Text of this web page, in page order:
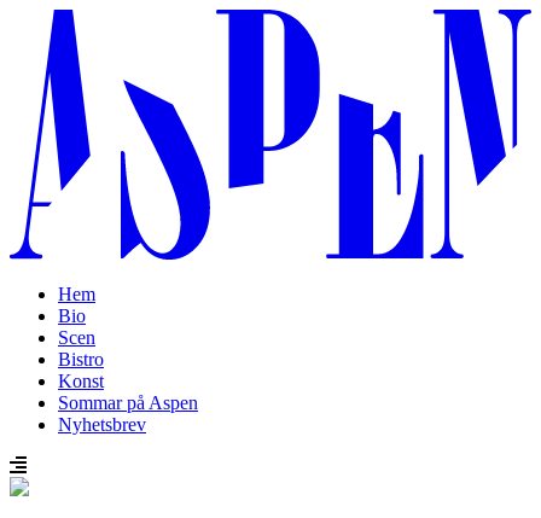
Hem
Bio
Scen
Bistro
Konst
Sommar på Aspen
Nyhetsbrev